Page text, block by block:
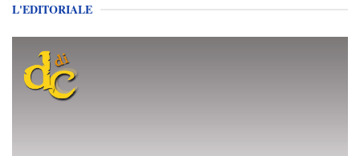
L'EDITORIALE